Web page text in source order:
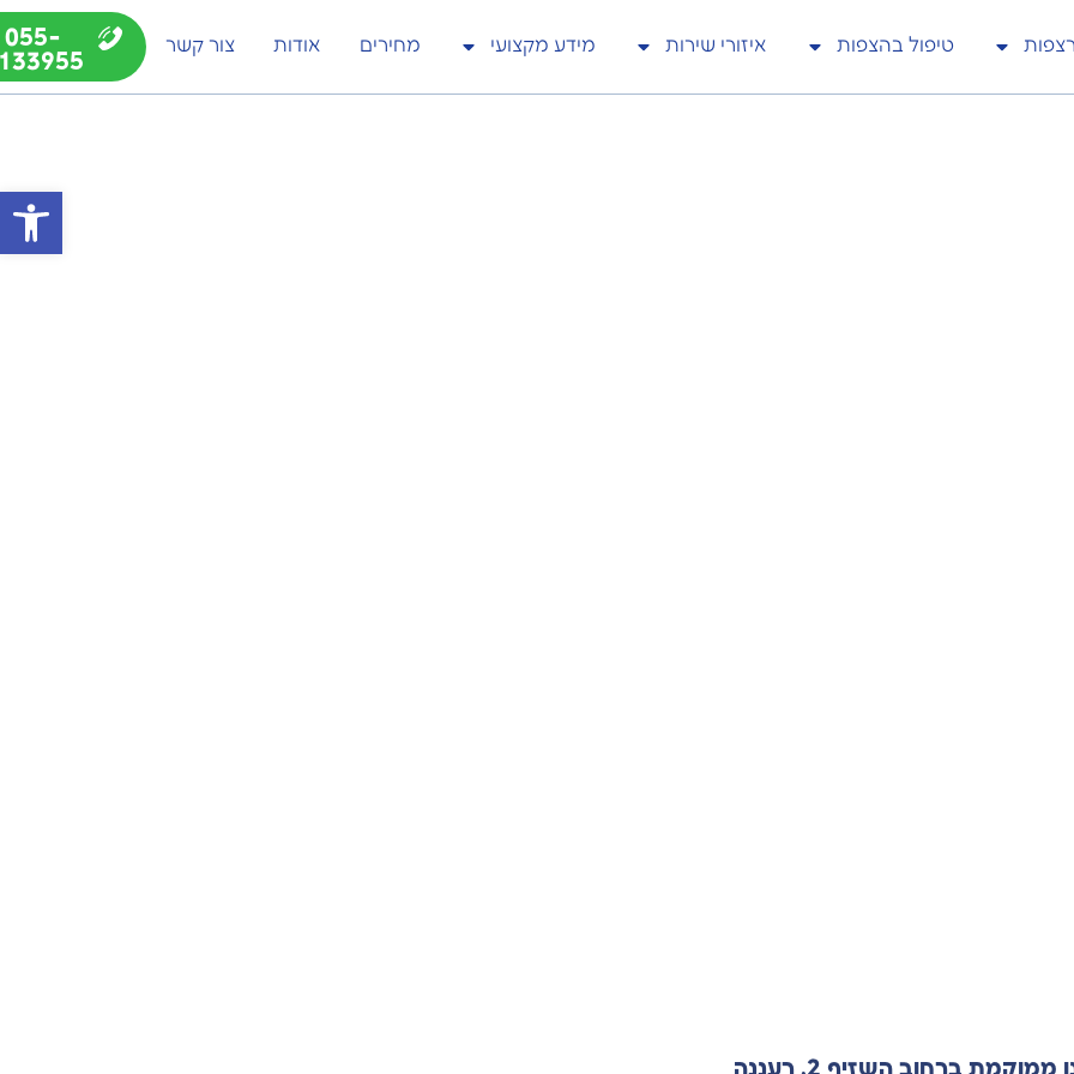
פתח
טיפול בהצפות איזורי שירות מידע מקצועי מחירים אודות צור קשר
055-